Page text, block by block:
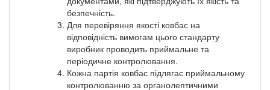
безпечність.
Для перевіряння якості ковбас на
відповідність вимогам цього стандарту
виробник проводить приймальне та
періодичне контролювання.
Кожна партія ковбас підлягає приймальному
контролюванню за органолептичними